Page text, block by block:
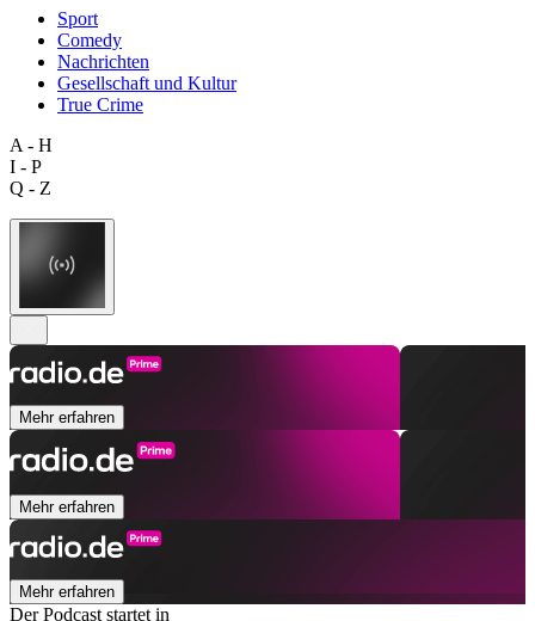
Sport
Comedy
Nachrichten
Gesellschaft und Kultur
True Crime
A - H
I - P
Q - Z
Mehr erfahren
Mehr erfahren
Mehr erfahren
Der Podcast startet in